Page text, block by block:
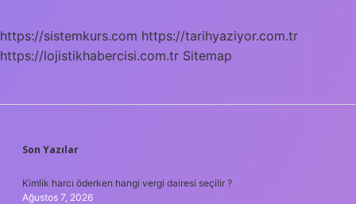
https://sistemkurs.com https://tarihyaziyor.com.tr
https://lojistikhabercisi.com.tr Sitemap
SIDEBAR
Son Yazılar
Kimlik harcı öderken hangi vergi dairesi seçilir ?
Ağustos 7, 2026